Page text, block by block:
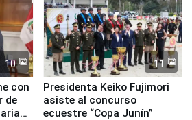
10
con
de
11
Presidenta Keiko Fujimori
asiste al concurso
ecuestre “Copa Junín”